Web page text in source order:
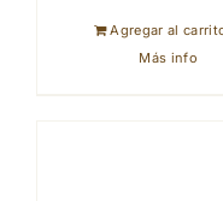
Agregar al
Más info